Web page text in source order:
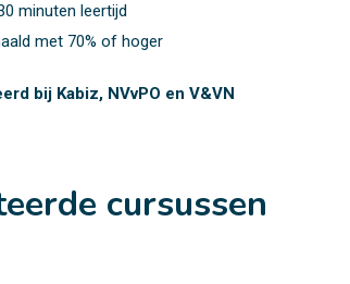
minuten leertijd
met 70% of hoger
bij Kabiz, NVvPO en V&VN
cursussen